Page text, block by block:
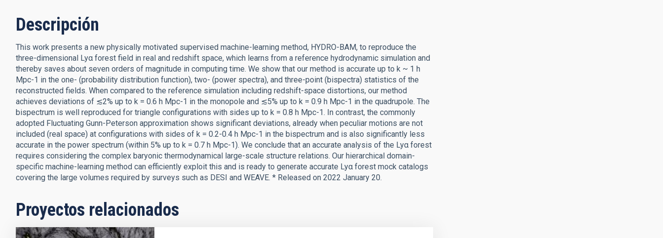
Descripción
This work presents a new physically motivated supervised machine-learning method, HYDRO-BAM, to reproduce the
three-dimensional Lyα forest field in real and redshift space, which learns from a reference hydrodynamic simulation and
thereby saves about seven orders of magnitude in computing time. We show that our method is accurate up to k ~ 1 h
Mpc-1 in the one- (probability distribution function), two- (power spectra), and three-point (bispectra) statistics of the
reconstructed fields. When compared to the reference simulation including redshift-space distortions, our method
achieves deviations of ≲2% up to k = 0.6 h Mpc-1 in the monopole and ≲5% up to k = 0.9 h Mpc-1 in the quadrupole. The
bispectrum is well reproduced for triangle configurations with sides up to k = 0.8 h Mpc-1. In contrast, the commonly
adopted Fluctuating Gunn-Peterson approximation shows significant deviations, already when peculiar motions are not
included (real space) at configurations with sides of k = 0.2-0.4 h Mpc-1 in the bispectrum and is also significantly less
accurate in the power spectrum (within 5% up to k = 0.7 h Mpc-1). We conclude that an accurate analysis of the Lyα forest
requires considering the complex baryonic thermodynamical large-scale structure relations. Our hierarchical domain-
specific machine-learning method can efficiently exploit this and is ready to generate accurate Lyα forest mock catalogs
covering the large volumes required by surveys such as DESI and WEAVE. * Released on 2022 January 20.
Proyectos relacionados